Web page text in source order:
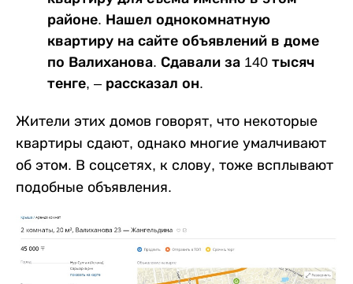
районе. Нашел однокомнатную
квартиру на сайте объявлений в доме
по Валиханова. Сдавали за 140 тысяч
тенге, – рассказал он.
Жители этих домов говорят, что некоторые
квартиры сдают, однако многие умалчивают
об этом. В соцсетях, к слову, тоже всплывают
подобные объявления.